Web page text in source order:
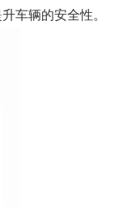
车辆的安全性。